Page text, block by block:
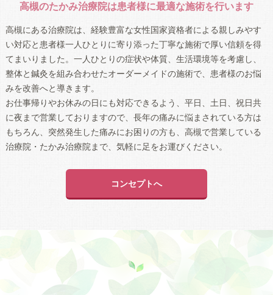
高槻のたかみ治療院は患者様に最適な施術を行います
高槻にある治療院は、経験豊富な女性国家資格者による親しみやす
い対応と患者様一人ひとりに寄り添った丁寧な施術で厚い信頼を得
てまいりました。一人ひとりの症状や体質、生活環境等を考慮し、
整体と鍼灸を組み合わせたオーダーメイドの施術で、患者様のお悩
みを改善へと導きます。
お仕事帰りやお休みの日にも対応できるよう、平日、土日、祝日共
に夜まで営業しておりますので、長年の痛みに悩まされている方は
もちろん、突然発生した痛みにお困りの方も、高槻で営業している
治療院・たかみ治療院まで、気軽に足をお運びください。
コンセプトへ